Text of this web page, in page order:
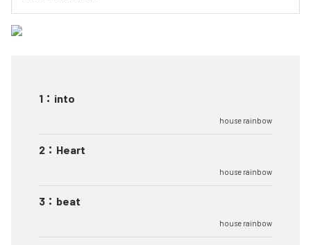
1 ： into
house rainbow
2 ： Heart
house rainbow
3 ： beat
house rainbow